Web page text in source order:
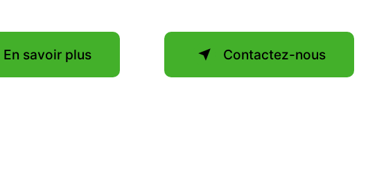
En savoir plus Contactez-nous